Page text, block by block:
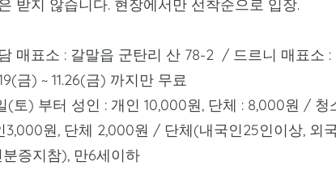
받지 않습니다. 현장에서만 선착순으로 입장.
매표소 : 갈말읍 군탄리 산 78-2 / 드르니 매표소
금) ~ 11.26(금) 까지만 무료
(토) 부터 성인 : 개인 10,000원, 단체 : 8,000원 /
원, 단체 2,000원 / 단체(내국인25인이상, 외
증지참), 만6세이하